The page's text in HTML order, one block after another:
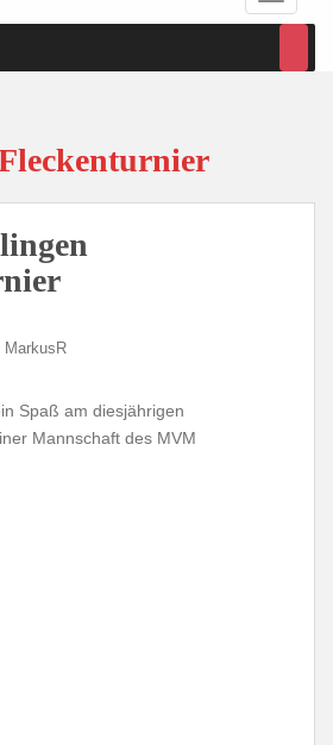
MarkusR
Spaß am diesjährigen
Mannschaft des MVM